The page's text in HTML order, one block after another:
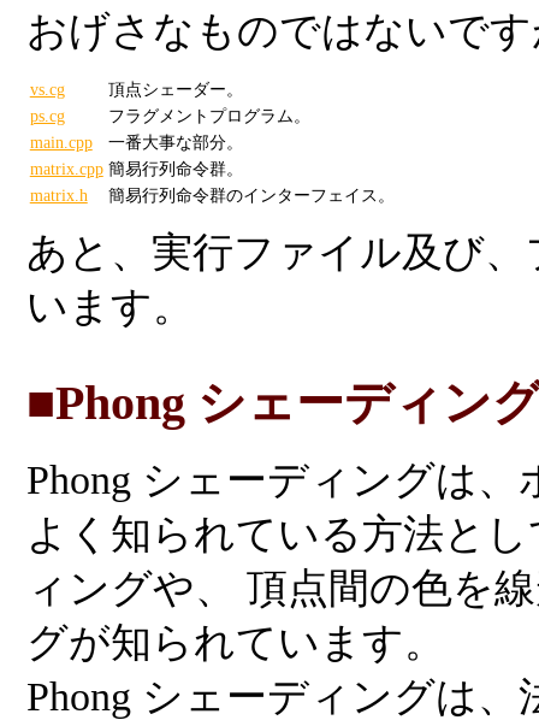
おげさなものではないで
vs.cg
頂点シェーダー。
ps.cg
フラグメントプログラム。
main.cpp
一番大事な部分。
matrix.cpp 簡易行列命令群。
matrix.h
簡易行列命令群のインターフェイス。
あと、実行ファイル及び
います。
■Phong シェーディン
Phong シェーディングは
よく知られている方法と
ィングや、 頂点間の色を
グが知られています。
Phong シェーディングは